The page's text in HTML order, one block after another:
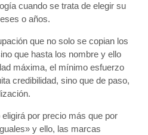
cuando se trata de elegir su
o años.
que no solo se copian los
que hasta los nombre y ello
máxima, el mínimo esfuerzo
credibilidad, sino que de paso,
por precio más que por
y ello, las marcas